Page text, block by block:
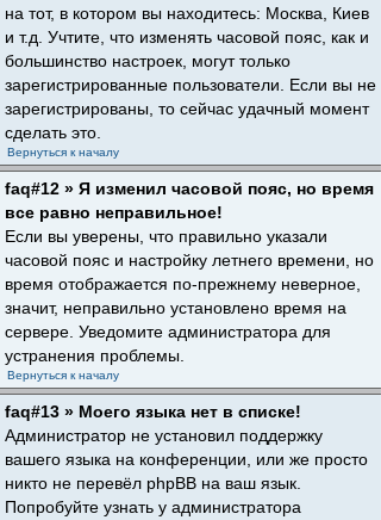
на тот, в котором вы находитесь: Москва, Киев
и т.д. Учтите, что изменять часовой пояс, как и
большинство настроек, могут только
зарегистрированные пользователи. Если вы не
зарегистрированы, то сейчас удачный момент
сделать это.
Вернуться к началу
faq#12 » Я изменил часовой пояс, но время
все равно неправильное!
Если вы уверены, что правильно указали
часовой пояс и настройку летнего времени, но
время отображается по-прежнему неверное,
значит, неправильно установлено время на
сервере. Уведомите администратора для
устранения проблемы.
Вернуться к началу
faq#13 » Моего языка нет в списке!
Администратор не установил поддержку
вашего языка на конференции, или же просто
никто не перевёл phpBB на ваш язык.
Попробуйте узнать у администратора